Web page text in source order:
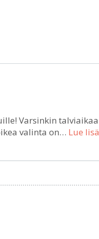
Varsinkin
valinta on… Lue